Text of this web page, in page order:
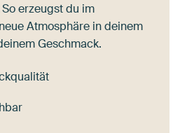
erzeugst du im
Atmosphäre in deinem
Geschmack.